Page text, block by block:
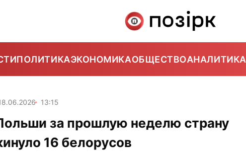
ПОЛИТИКАЭКОНОМИКАОБЩЕСТВОАНАЛИТИКА
13:15
за прошлую неделю страну
16 белорусов